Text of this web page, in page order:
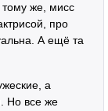
же, мисс
про
А ещё та
а
Но все же